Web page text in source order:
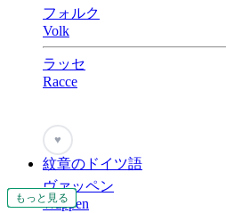
もっと見る
もっと見る
もっと見る
もっと見る
もっと見る
もっと見る
もっと見る
もっと見る
もっと見る
もっと見る
もっと見る
もっと見る
フォルク
Volk
ラッセ
Racce
♥
紋章のドイツ語
ヴァッペン
Wappen
もっと見る
もっと見る